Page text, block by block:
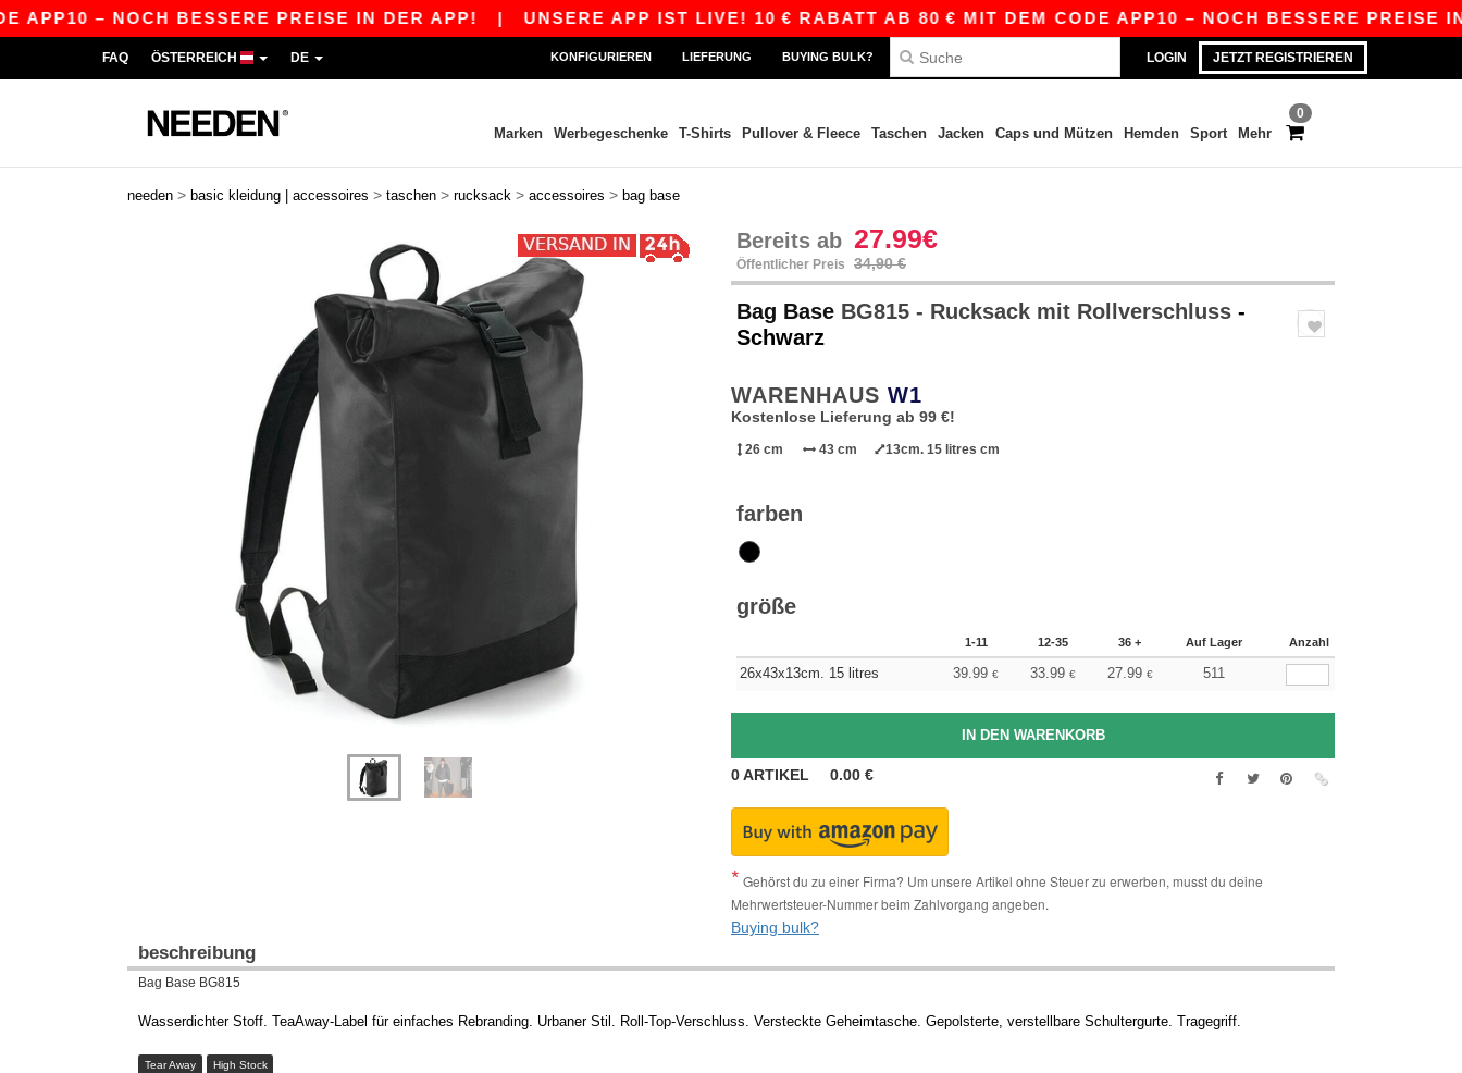
– NOCH BESSERE PREISE IN DER APP!| UNSERE APP IST LIVE! 10 € RABATT AB 80 € MIT DEM CODE APP10 – NOCH BESSERE PREISE IN
LOGIN JETZT REGISTRIEREN
FAQ ÖSTERREICH DE KONFIGURIEREN LIEFERUNG BUYING BULK?
0
Marken Werbegeschenke T-Shirts Pullover & Fleece Taschen Jacken Caps und Mützen Hemden Sport Mehr
needen > basic kleidung | accessoires > taschen > rucksack > accessoires > bag base
Bereits ab 27.99€
Öffentlicher Preis 34,90 €
Bag Base BG815 - Rucksack mit Rollverschluss -
Schwarz
WARENHAUS W1
Kostenlose Lieferung ab 99 €!
26 cm 43 cm 13cm. 15 litres cm
farben
größe
1-11 12-35 36 + Auf Lager Anzahl
26x43x13cm. 15 litres 39.99 € 33.99 € 27.99 € 511
0ARTIKEL 0.00 €
Gehörst du zu einer Firma? Um unsere Artikel ohne Steuer zu erwerben, musst du deine
Mehrwertsteuer-Nummer beim Zahlvorgang angeben.
Buying bulk?
beschreibung
Bag Base BG815
Wasserdichter Stoff. TeaAway-Label für einfaches Rebranding. Urbaner Stil. Roll-Top-Verschluss. Versteckte Geheimtasche. Gepolsterte, verstellbare Schultergurte. Tragegriff.
Tear Away High Stock